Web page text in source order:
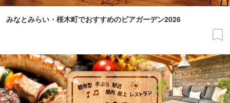
みなとみらい・桜木町でおすすめのビアガーデン2026